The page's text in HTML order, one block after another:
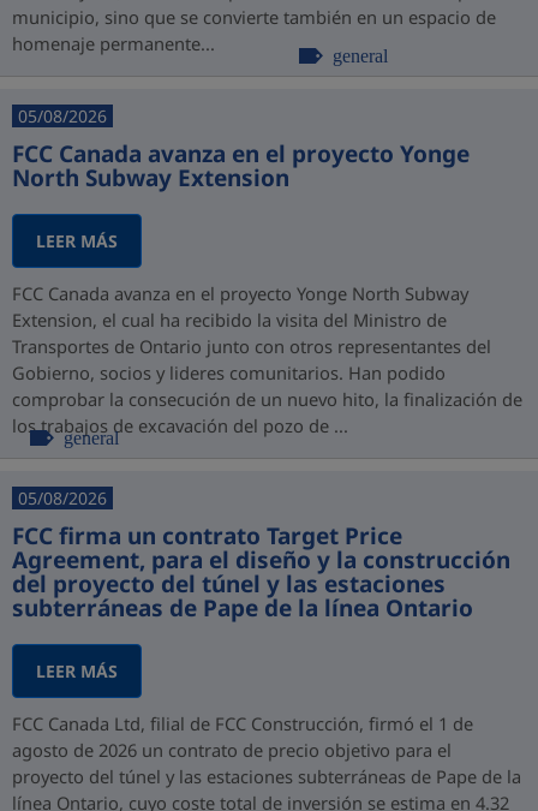
municipio, sino que se convierte también en un espacio de
homenaje permanente...
general
05/08/2026
FCC Canada avanza en el proyecto Yonge
North Subway Extension
LEER MÁS
FCC Canada avanza en el proyecto Yonge North Subway
Extension, el cual ha recibido la visita del Ministro de
Transportes de Ontario junto con otros representantes del
Gobierno, socios y lideres comunitarios. Han podido
comprobar la consecución de un nuevo hito, la finalización de
los trabajos de excavación del pozo de ...
general
05/08/2026
FCC firma un contrato Target Price
Agreement, para el diseño y la construcción
del proyecto del túnel y las estaciones
subterráneas de Pape de la línea Ontario
LEER MÁS
FCC Canada Ltd, filial de FCC Construcción, firmó el 1 de
agosto de 2026 un contrato de precio objetivo para el
proyecto del túnel y las estaciones subterráneas de Pape de la
línea Ontario, cuyo coste total de inversión se estima en 4.32